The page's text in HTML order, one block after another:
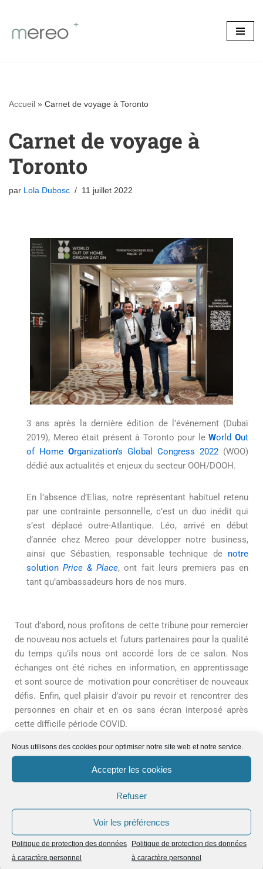
Nous utilisons des cookies pour optimiser notre site web et notre service.
Accepter les cookies
Refuser
Voir les préférences
Politique de protection des données
à caractère personnel
Politique de protection des données
à caractère personnel
Aller
Accueil » Carnet de voyage à Toronto
Carnet de voyage à
Toronto
par Lola Dubosc 11 juillet 2022
3 ans après la dernière édition de l’événement (Dubaï
2019), Mereo était présent à Toronto pour leWorldOut
of Home Organization’s Global Congress 2022 (WOO)
dédié aux actualités et enjeux du secteur OOH/DOOH.
En l’absence d’Elias, notre représentant habituel retenu
par une contrainte personnelle, c’est un duo inédit qui
s’est déplacé outre-Atlantique. Léo, arrivé en début
d’année chez Mereo pour développer notre business,
ainsi que Sébastien, responsable technique de notre
solutionPrice & Place, ont fait leurs premiers pas en
tant qu’ambassadeurs hors de nos murs.
Tout d’abord, nous profitons de cette tribune pour remercier
de nouveau nos actuels et futurs partenaires pour la qualité
du temps qu’ils nous ont accordé lors de ce salon. Nos
échanges ont été riches en information, en apprentissage
et sont source de motivation pour concrétiser de nouveaux
défis. Enfin, quel plaisir d’avoir pu revoir et rencontrer des
personnes en chair et en os sans écran interposé après
cette difficile période COVID.
Avec une organisation parfaite, un contenu de haute facture
et la présence d’acteurs leaders de l’industrie venus des 4
coins de la planète, tout a été réuni pour nous offrir un
évènement d’excellente qualité et propice à de belles
rencontres business et humaines. Comme tout secteur
technologique, l’univers OOH/DOOH est en pleine
évolution. Les innovations telles que latechnologie
DeepScreen™ d’Ocean Outdoor, l’utilisation judicieuse du